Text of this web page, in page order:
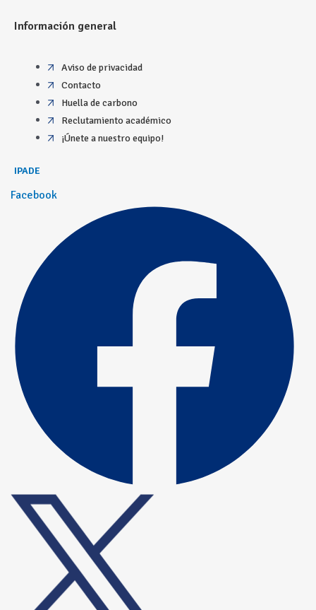
Información general
Aviso de privacidad
Contacto
Huella de carbono
Reclutamiento académico
¡Únete a nuestro equipo!
IPADE
Facebook